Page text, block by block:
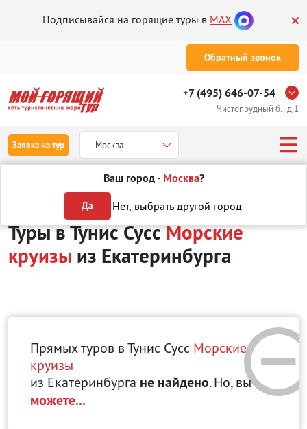
Подписывайся на горящие туры в MAX
Обратный звонок
+7 (495) 646-07-54
Чистопрудный б., д.1
Заявка на тур Москва
Ваш город - Москва?
Да Нет, выбрать другой город
Отдых в Тунисе Сусс
Туры в Тунис СуссМорские
круизы из Екатеринбурга
Прямых туров в Тунис Сусс Морские
круизы
из Екатеринбурга не найдено. Но, вы
можете...